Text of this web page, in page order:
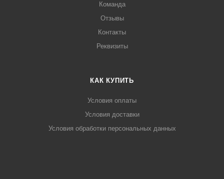
Команда
Отзывы
Контакты
Реквизиты
КАК КУПИТЬ
Условия оплаты
Условия доставки
Условия обработки персональных данных